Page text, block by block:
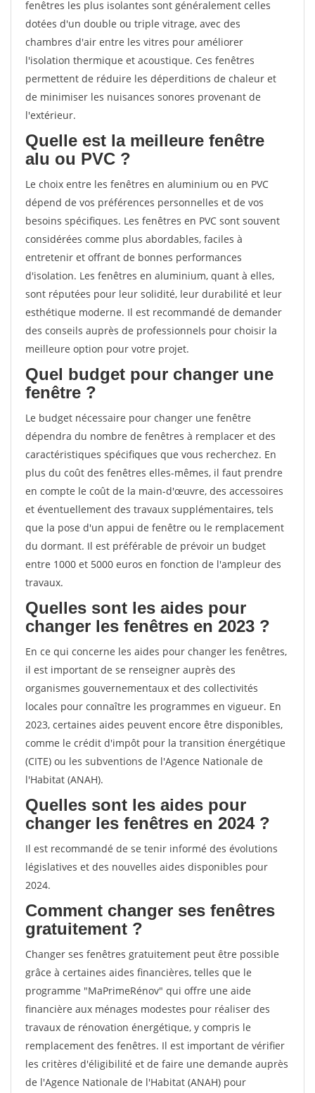
fenêtres les plus isolantes sont généralement celles
dotées d'un double ou triple vitrage, avec des
chambres d'air entre les vitres pour améliorer
l'isolation thermique et acoustique. Ces fenêtres
permettent de réduire les déperditions de chaleur et
de minimiser les nuisances sonores provenant de
l'extérieur.
Quelle est la meilleure fenêtre
alu ou PVC ?
Le choix entre les fenêtres en aluminium ou en PVC
dépend de vos préférences personnelles et de vos
besoins spécifiques. Les fenêtres en PVC sont souvent
considérées comme plus abordables, faciles à
entretenir et offrant de bonnes performances
d'isolation. Les fenêtres en aluminium, quant à elles,
sont réputées pour leur solidité, leur durabilité et leur
esthétique moderne. Il est recommandé de demander
des conseils auprès de professionnels pour choisir la
meilleure option pour votre projet.
Quel budget pour changer une
fenêtre ?
Le budget nécessaire pour changer une fenêtre
dépendra du nombre de fenêtres à remplacer et des
caractéristiques spécifiques que vous recherchez. En
plus du coût des fenêtres elles-mêmes, il faut prendre
en compte le coût de la main-d'œuvre, des accessoires
et éventuellement des travaux supplémentaires, tels
que la pose d'un appui de fenêtre ou le remplacement
du dormant. Il est préférable de prévoir un budget
entre 1000 et 5000 euros en fonction de l'ampleur des
travaux.
Quelles sont les aides pour
changer les fenêtres en 2023 ?
En ce qui concerne les aides pour changer les fenêtres,
il est important de se renseigner auprès des
organismes gouvernementaux et des collectivités
locales pour connaître les programmes en vigueur. En
2023, certaines aides peuvent encore être disponibles,
comme le crédit d'impôt pour la transition énergétique
(CITE) ou les subventions de l'Agence Nationale de
l'Habitat (ANAH).
Quelles sont les aides pour
changer les fenêtres en 2024 ?
Il est recommandé de se tenir informé des évolutions
législatives et des nouvelles aides disponibles pour
2024.
Comment changer ses fenêtres
gratuitement ?
Changer ses fenêtres gratuitement peut être possible
grâce à certaines aides financières, telles que le
programme "MaPrimeRénov" qui offre une aide
financière aux ménages modestes pour réaliser des
travaux de rénovation énergétique, y compris le
remplacement des fenêtres. Il est important de vérifier
les critères d'éligibilité et de faire une demande auprès
de l'Agence Nationale de l'Habitat (ANAH) pour